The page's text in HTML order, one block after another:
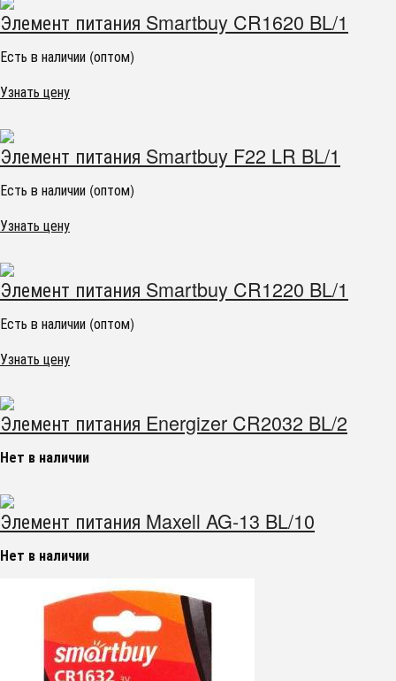
Элемент питания Smartbuy CR1620 BL/1
Есть в наличии (оптом)
Узнать цену
Элемент питания Smartbuy F22 LR BL/1
Есть в наличии (оптом)
Узнать цену
Элемент питания Smartbuy CR1220 BL/1
Есть в наличии (оптом)
Узнать цену
Элемент питания Energizer CR2032 BL/2
Нет в наличии
Элемент питания Maxell AG-13 BL/10
Нет в наличии